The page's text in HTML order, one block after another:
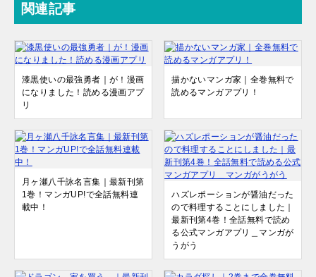
関連記事
漆黒使いの最強勇者｜が！漫画
になりました！読める漫画アプ
リ
描かないマンガ家｜全巻無料で
読めるマンガアプリ！
月ヶ瀬八千詠名言集｜最新刊第
1巻！マンガUP!で全話無料連
載中！
ハズレポーションが醤油だった
ので料理することにしました｜
最新刊第4巻！全話無料で読め
る公式マンガアプリ＿マンガが
うがう